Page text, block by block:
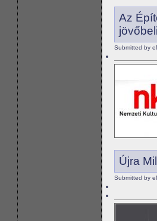
Az
Submitted by
Újra
Submitted by